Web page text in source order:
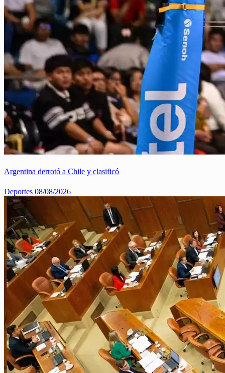
Argentina derrotó a Chile y clasificó
Deportes 08/08/2026